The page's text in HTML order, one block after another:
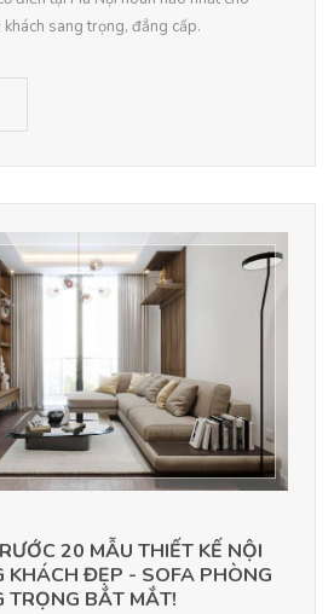
sang trọng, đẳng cấp.
20 MẪU THIẾT KẾ NỘI
KHÁCH ĐẸP - SOFA PHÒNG
TRỌNG BẮT MẮT!